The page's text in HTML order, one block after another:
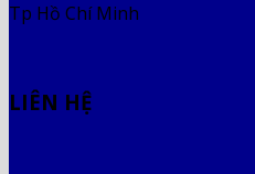
Tp Hồ Chí Minh
LIÊN HỆ